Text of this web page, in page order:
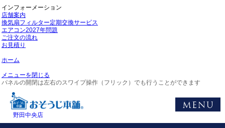
インフォーメーション
店舗案内
換気扇フィルター定期交換サービス
エアコン2027年問題
ご注文の流れ
お見積り
ホーム
メニューを閉じる
パネルの開閉は左右のスワイプ操作（フリック）でも行うことができます
野田中央店